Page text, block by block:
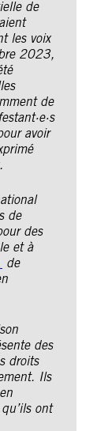
de
les voix
2023,
de
avoir
de
des
et à
de
des
droits
Ils
ont